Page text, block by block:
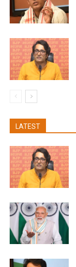
LATEST